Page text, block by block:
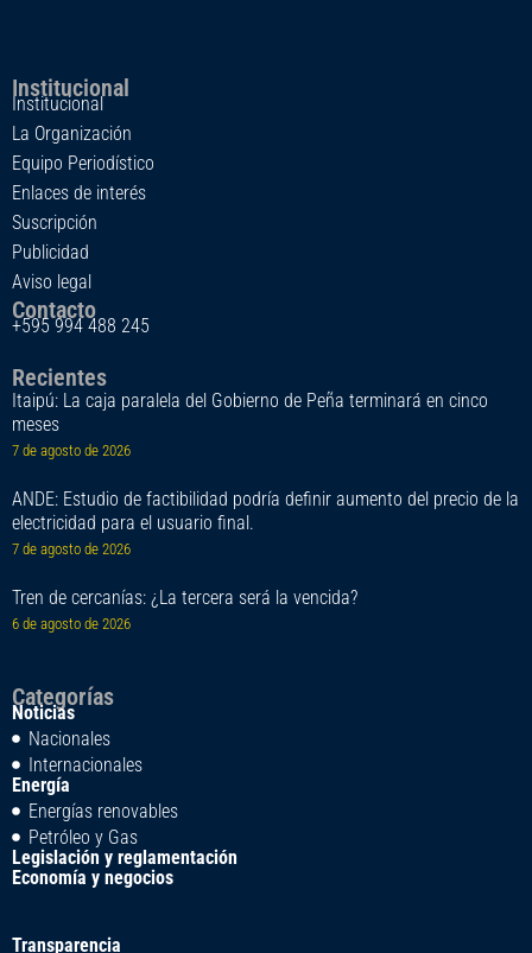
Institucional
Institucional
La Organización
Equipo Periodístico
Enlaces de interés
Suscripción
Publicidad
Aviso legal
Contacto
+595 994 488 245
Recientes
Itaipú: La caja paralela del Gobierno de Peña terminará en cinco
meses
7 de agosto de 2026
ANDE: Estudio de factibilidad podría definir aumento del precio de la
electricidad para el usuario final.
7 de agosto de 2026
Tren de cercanías: ¿La tercera será la vencida?
6 de agosto de 2026
Categorías
Noticias
Nacionales
Internacionales
Energía
Energías renovables
Petróleo y Gas
Legislación y reglamentación
Economía y negocios
Transparencia